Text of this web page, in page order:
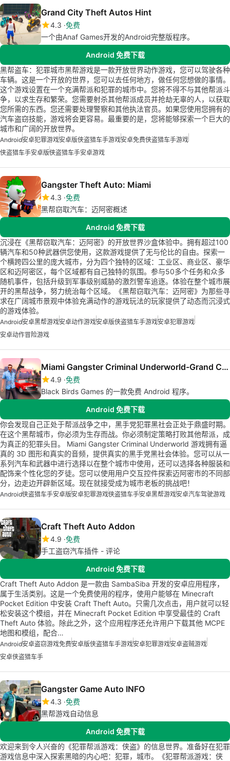
Grand City Theft Autos Hint
4.3 免费
一个由Anaf Games开发的Android完整版程序。
Android 免费下载
黑帮盗车：犯罪城市黑帮游戏是一款开放世界动作游戏，您可以驾驶各种
车辆。这是一个开放的世界，您可以去任何地方，做任何您想做的事情。
这个游戏设置在一个充满帮派和犯罪的城市中。您将不得不与其他帮派斗
争，以求生存和繁荣。您需要射杀其他帮派成员并抢劫无辜的人，以获取
您所需的东西。您还需要处理警察和其他执法官员。如果您使用您拥有的
汽车盗窃技能，游戏将会更容易。最重要的是，您将能够探索一个巨大的
城市和广阔的开放世界。
Android安卓犯罪游戏安卓版侠盗猎车手游戏安卓免费侠盗猎车手游戏
侠盗猎车手安卓版侠盗猎车手安卓游戏
Gangster Theft Auto: Miami
4.3 免费
黑帮窃取汽车：迈阿密概述
Android 免费下载
沉浸在《黑帮窃取汽车：迈阿密》的开放世界沙盒体验中。拥有超过100
辆汽车和50种武器供您使用，这款游戏提供了无与伦比的自由。探索一
个横跨四公里的庞大城市，分为四个独特的区域：工业区、商业区、豪华
区和迈阿密区，每个区域都有自己独特的氛围。参与50多个任务和众多
随机事件，包括升级到军事级别威胁的激烈警车追逐。体验在整个城市展
开的黑帮战争，努力统治每个区域。《黑帮窃取汽车：迈阿密》为那些寻
求在广阔城市景观中体验充满动作的游戏玩法的玩家提供了动态而沉浸式
的游戏体验。
Android安卓黑帮游戏安卓动作游戏安卓版侠盗猎车手游戏安卓犯罪游戏
安卓动作冒险游戏
Miami Gangster Criminal Underworld-Grand Car Drive
4.9 免费
Black Birds Games 的一款免费 Android 程序。
Android 免费下载
你会发现自己正处于帮派战争之中，黑手党犯罪黑社会正处于鼎盛时期。
在这个黑帮城市，你必须为生存而战。你必须制定策略打败其他帮派，成
为真正的犯罪头目。 Miami Gangster Criminal Underworld 游戏拥有逼
真的 3D 图形和真实的音频，提供真实的黑手党黑社会体验。您可以从一
系列汽车和武器中进行选择以在整个城市中使用，还可以选择各种服装和
配饰来个性化您的歹徒。您可以使用用户交互控件探索迈阿密市的不同部
分，边走边开辟新区域。现在就接受成为城市老板的挑战吧！
Android侠盗猎车手安卓版安卓犯罪游戏侠盗猎车手安卓黑帮游戏安卓汽车驾驶游戏
Craft Theft Auto Addon
4.9 免费
手工盗窃汽车插件 - 评论
Android 免费下载
Craft Theft Auto Addon 是一款由 SambaSiba 开发的安卓应用程序，
属于生活类别。这是一个免费使用的程序，使用户能够在 Minecraft
Pocket Edition 中安装 Craft Theft Auto。只需几次点击，用户就可以轻
松安装这个模组，并在 Minecraft Pocket Edition 中享受最佳的 Craft
Theft Auto 体验。除此之外，这个应用程序还允许用户下载其他 MCPE
地图和模组，配合…
Android安卓盗窃游戏免费安卓版侠盗猎车手游戏安卓犯罪游戏安卓盗贼游戏
安卓侠盗猎车手
Gangster Game Auto INFO
4.3 免费
黑帮游戏自动信息
Android 免费下载
欢迎来到令人兴奋的《犯罪帮派游戏：侠盗》的信息世界。准备好在犯罪
游戏信息中深入探索黑暗的内心吧：犯罪，城市。《犯罪帮派游戏：侠